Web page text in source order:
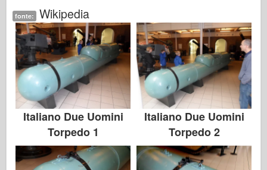
Passeggiare
Libri
Dvd
Contattare
Rivista
I kit
fonte: Wikipedia
Italiano Due Uomini
Torpedo 1
Italiano Due Uomini
Torpedo 2